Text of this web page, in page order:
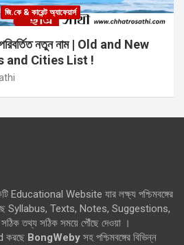
জি.কে & কারেন্ট অ্যাফেয়ার্স
পরিবর্তিত নতুন নাম | Old and New
and Cities List !
Educational Website যার লক্ষ্য পশ্চিমবঙ্গের
Syllabus, Texts, Notes, Suggestions,
তথ্য সঠিক সময়ে পৌঁছে দেওয়া ।
করছে BongWeby সহ পশ্চিমবঙ্গের বিভিন্ন